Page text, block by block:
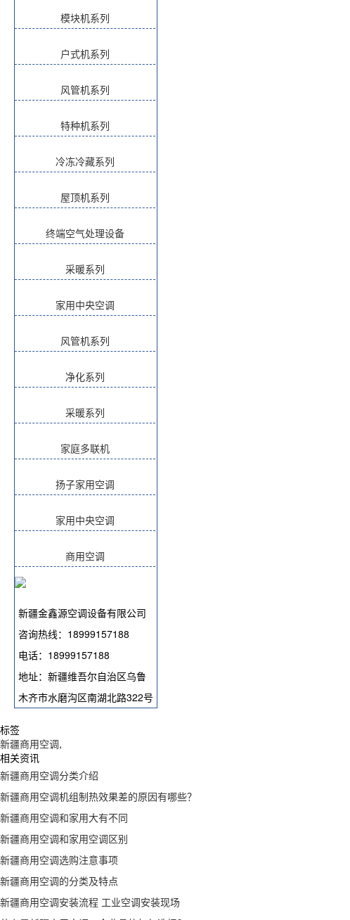
模块机系列
户式机系列
风管机系列
特种机系列
冷冻冷藏系列
屋顶机系列
终端空气处理设备
采暖系列
家用中央空调
风管机系列
净化系列
采暖系列
家庭多联机
扬子家用空调
家用中央空调
商用空调
新疆金鑫源空调设备有限公司
咨询热线：18999157188
电话：18999157188
地址：新疆维吾尔自治区乌鲁
木齐市水磨沟区南湖北路322号
标签
新疆商用空调,
相关资讯
新疆商用空调分类介绍
新疆商用空调机组制热效果差的原因有哪些？
新疆商用空调和家用大有不同
新疆商用空调和家用空调区别
新疆商用空调选购注意事项
新疆商用空调的分类及特点
新疆商用空调安装流程 工业空调安装现场